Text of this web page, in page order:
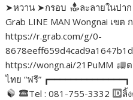
➤หวาน ➤กรอบ
ละลายในปา
Grab LINE MAN Wongnai เขต
https://r.grab.com/g/0-
https://wongn.ai/21PuMM
ไทย “ฟรี” ┏━━━━━━━━━━━━━━┓
Tel : 081-755-3332
ลิ้